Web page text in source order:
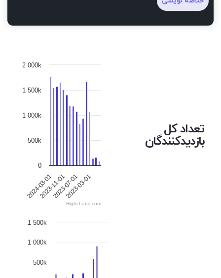
تعداد کل
بازدیدکنندگان
2024-03-01 2023-03-01
2023-11-012023-07-01
0
500k
1 000k
1 500k
2 000k
Highcharts.com
500k
1 000k
1 500k